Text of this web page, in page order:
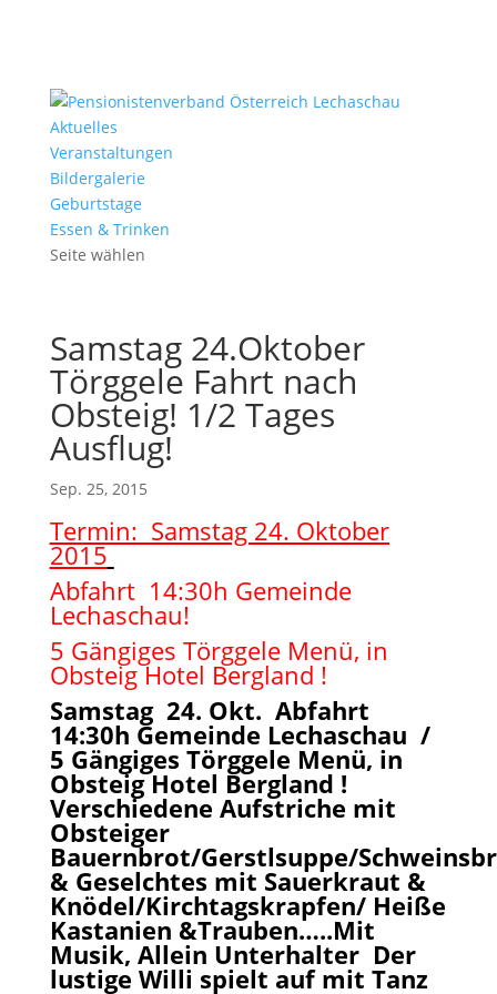
Aktuelles
Veranstaltungen
Bildergalerie
Geburtstage
Essen & Trinken
Seite wählen
Samstag 24.Oktober
Törggele Fahrt nach
Obsteig! 1/2 Tages
Ausflug!
Sep. 25, 2015
Termin: Samstag 24. Oktober
2015
Abfahrt 14:30h Gemeinde
Lechaschau!
5 Gängiges Törggele Menü, in
Obsteig Hotel Bergland !
Samstag 24. Okt. Abfahrt
14:30h Gemeinde Lechaschau /
5 Gängiges Törggele Menü, in
Obsteig Hotel Bergland !
Verschiedene Aufstriche mit
Obsteiger
Bauernbrot/Gerstlsuppe/
& Geselchtes mit Sauerkraut &
Knödel/Kirchtagskrapfen/ Heiße
Kastanien &Trauben…..Mit
Musik, Allein Unterhalter Der
lustige Willi spielt auf mit Tanz